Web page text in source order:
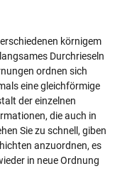
körnigem
Durchrieseln
ordnen sich
eine gleichförmige
der einzelnen
die auch in
Sie zu schnell, giben
anzuordnen, es
in neue Ordnung